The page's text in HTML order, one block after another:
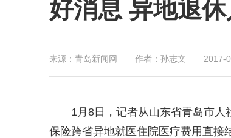
好消息 异地退
来源： 青岛新闻网 作者： 孙志文 2017-
1月8日，记者从山东省青岛市
保险跨省异地就医住院医疗费用直接